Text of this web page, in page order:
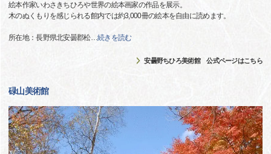
絵本作家いわさきちひろや世界の絵本画家の作品を展示。
木のぬくもりを感じられる館内では約3,000冊の絵本を自由に読めます。
所在地：長野県北安曇郡松…続きを読む
安曇野ちひろ美術館 公式ページはこちら
碌山美術館